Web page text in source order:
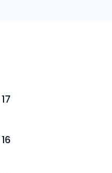
17
16